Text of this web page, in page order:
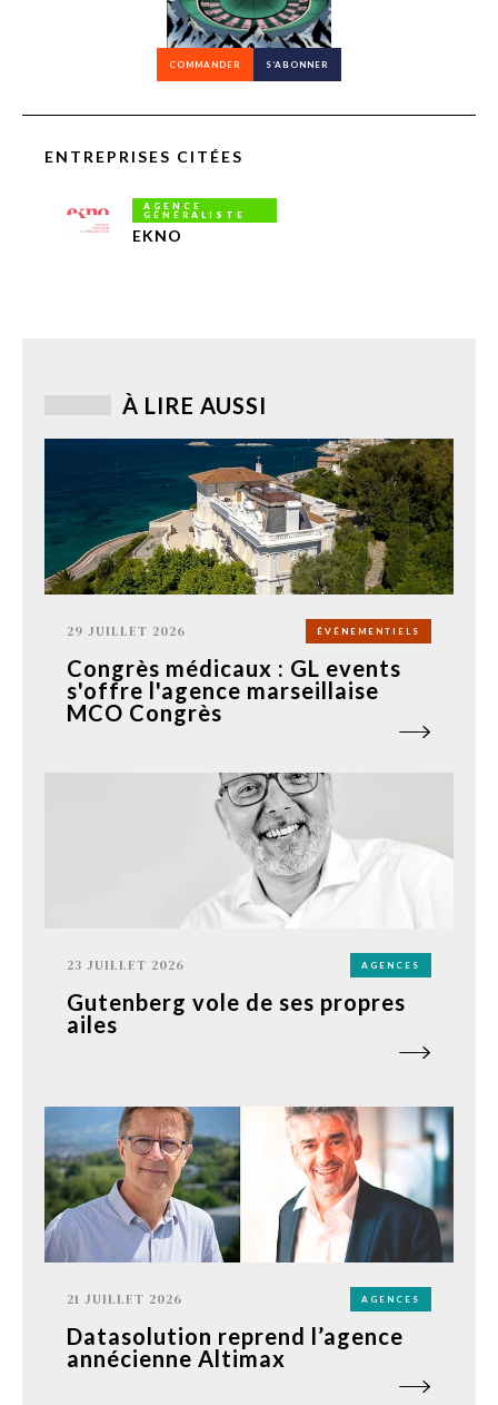
COMMANDER S’ABONNER
ENTREPRISES CITÉES
AGENCE
GÉNÉRALISTE
EKNO
À LIRE AUSSI
29 JUILLET 2026 ÉVÉNEMENTIELS
Congrès médicaux : GL events
s'offre l'agence marseillaise
MCO Congrès
23 JUILLET 2026 AGENCES
Gutenberg vole de ses propres
ailes
21 JUILLET 2026 AGENCES
Datasolution reprend l’agence
annécienne Altimax